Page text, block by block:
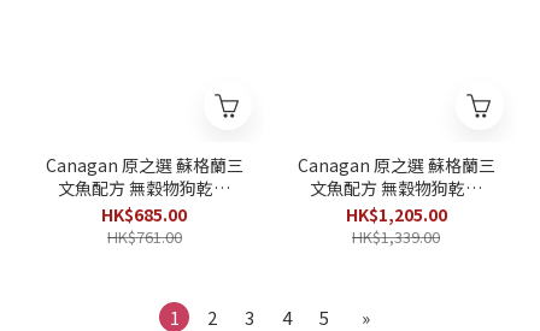
Canagan 原之選 蘇格蘭三
文魚配方 無穀物狗乾糧
6kg
HK$685.00
HK$761.00
Canagan 原之選 蘇格蘭三
文魚配方 無穀物狗乾糧
12kg
HK$1,205.00
HK$1,339.00
1 2 3 4 5 »